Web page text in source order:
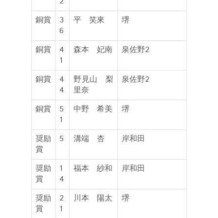
銅賞
3
6
平 笑來 堺
銅賞
4
1
森本 妃南 泉佐野2
銅賞
4
4
野見山 梨
里奈
泉佐野2
銅賞
5
1
中野 希美 堺
奨励
賞
5 溝端 杏 岸和田
奨励
賞
1
4
福本 紗和 岸和田
奨励
賞
2
1
川本 陽太 堺